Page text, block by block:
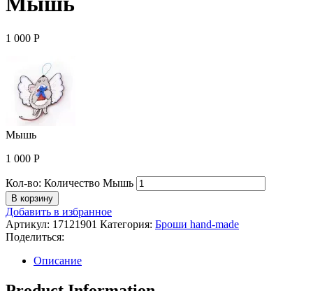
1 000 Р
Мышь
1 000 Р
Кол-во: Количество Мышь
В корзину
Добавить в избранное
Артикул: 17121901 Категория: Броши hand-made
Поделиться:
Описание